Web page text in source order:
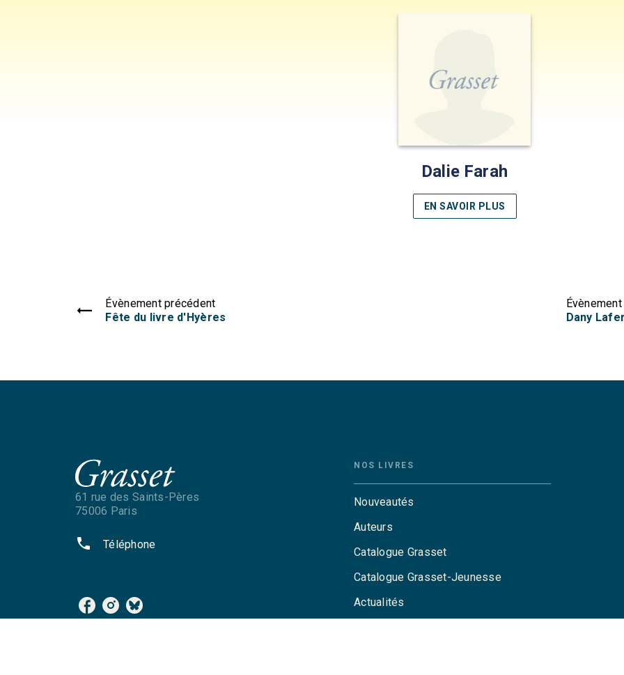
Dalie Farah
EN SAVOIR PLUS
Évènement précédent
Fête du livre d'Hyères
Dany
61 rue des Saints-Pères
75006 Paris
phone Téléphone
NOS LIVRES
Nouveautés
Auteurs
Catalogue Grasset
Catalogue Grasset-Jeunesse
Actualités